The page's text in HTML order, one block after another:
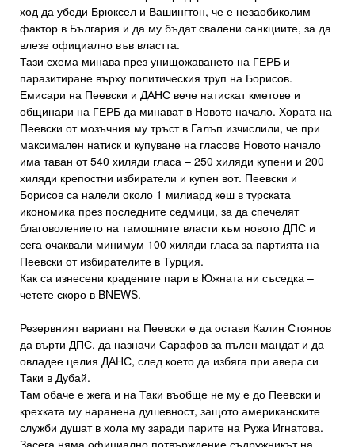
ход да убеди Брюксел и Вашингтон, че е незаобиколим
фактор в България и да му бъдат свалени санкциите, за да
влезе официално във властта.
Тази схема минава през унищожаването на ГЕРБ и
паразитиране върху политическия труп на Борисов.
Емисари на Пеевски и ДАНС вече натискат кметове и
общинари на ГЕРБ да минават в Новото начало. Хората на
Пеевски от мозъчния му тръст в Галъп изчислили, че при
максимален натиск и купуване на гласове Новото начало
има таван от 540 хиляди гласа – 250 хиляди купени и 200
хиляди крепостни избиратели и купен вот. Пеевски и
Борисов са налели около 1 милиард кеш в турската
икономика през последните седмици, за да спечелят
благоволението на тамошните власти към новото ДПС и
сега очаквали минимум 100 хиляди гласа за партията на
Пеевски от избирателите в Турция.
Как са изнесени крадените пари в Южната ни съседка –
четете скоро в BNEWS.
Резервният вариант на Пеевски е да остави Калин Стоянов
да върти ДПС, да назначи Сарафов за пълен мандат и да
овладее целия ДАНС, след което да избяга при авера си
Таки в Дубай.
Там обаче е жега и на Таки въобще не му е до Пеевски и
крехката му наранена душевност, защото американските
служби душат в хола му заради парите на Ружа Игнатова.